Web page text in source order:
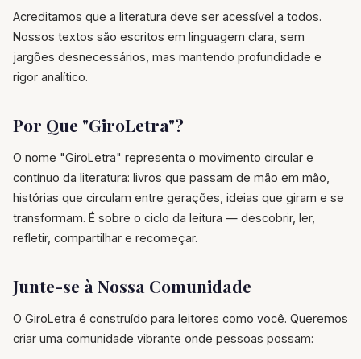
Acreditamos que a literatura deve ser acessível a todos.
Nossos textos são escritos em linguagem clara, sem
jargões desnecessários, mas mantendo profundidade e
rigor analítico.
Por Que "GiroLetra"?
O nome "GiroLetra" representa o movimento circular e
contínuo da literatura: livros que passam de mão em mão,
histórias que circulam entre gerações, ideias que giram e se
transformam. É sobre o ciclo da leitura — descobrir, ler,
refletir, compartilhar e recomeçar.
Junte-se à Nossa Comunidade
O GiroLetra é construído para leitores como você. Queremos
criar uma comunidade vibrante onde pessoas possam: